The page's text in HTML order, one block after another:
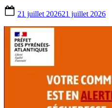
on
21 juillet 202621 juillet 2026